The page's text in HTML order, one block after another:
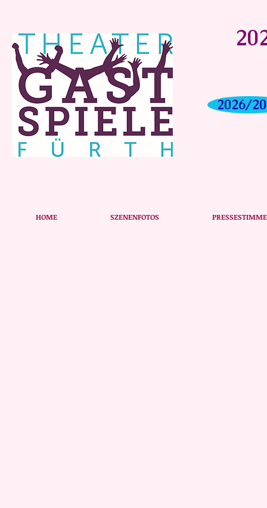
2026/
Das Plakat unserer Produktion
HOME SZENENFOTOS